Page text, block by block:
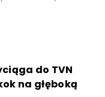
do TVN
na głęboką